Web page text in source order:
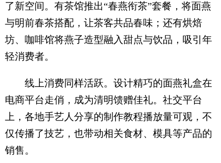
了新空间。有茶馆推出“春燕衔茶”套餐，将面燕
与明前春茶搭配，让茶客共品春味；还有烘焙
坊、咖啡馆将燕子造型融入甜点与饮品，吸引年
轻消费者。
线上消费同样活跃。设计精巧的面燕礼盒在
电商平台走俏，成为清明馈赠佳礼。社交平台
上，各地手艺人分享的制作教程播放量可观，不
仅传播了技艺，也带动相关食材、模具等产品的
销售。